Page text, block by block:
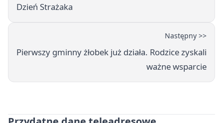
Dzień Strażaka
Następny >>
Pierwszy gminny żłobek już działa. Rodzice zyskali
ważne wsparcie